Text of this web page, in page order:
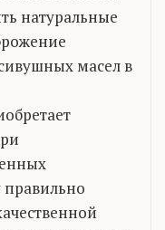
натуральные
масел в